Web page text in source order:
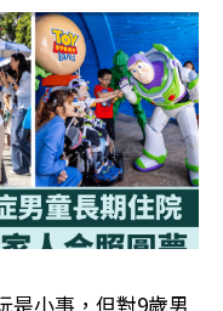
是小事，但對9歲男